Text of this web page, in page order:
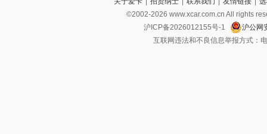
©2002-2026 www.xcar.com.cn All rights
沪ICP备2026012155号-1
沪公网
互联网违法和不良信息举报方式：